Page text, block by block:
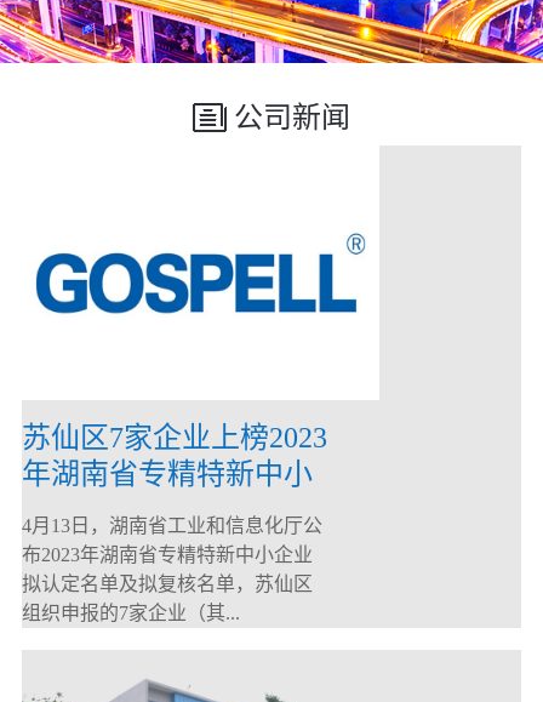
公司新闻
苏仙区7家企业上榜2023
年湖南省专精特新中小
企业
4月13日，湖南省工业和信息化厅公
布2023年湖南省专精特新中小企业
拟认定名单及拟复核名单，苏仙区
组织申报的7家企业（其...